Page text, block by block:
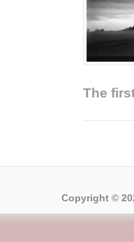
The
Copyright ©